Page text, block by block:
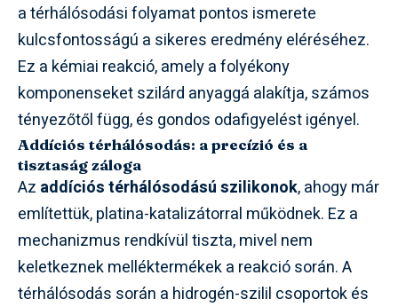
a térhálósodási folyamat pontos ismerete
kulcsfontosságú a sikeres eredmény eléréséhez.
Ez a kémiai reakció, amely a folyékony
komponenseket szilárd anyaggá alakítja, számos
tényezőtől függ, és gondos odafigyelést igényel.
Addíciós térhálósodás: a precízió és a
tisztaság záloga
Az addíciós térhálósodású szilikonok, ahogy már
említettük, platina-katalizátorral működnek. Ez a
mechanizmus rendkívül tiszta, mivel nem
keletkeznek melléktermékek a reakció során. A
térhálósodás során a hidrogén-szilil csoportok és